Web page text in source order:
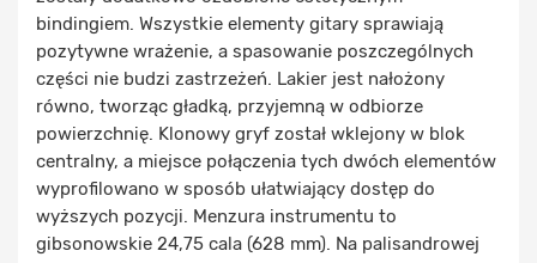
bindingiem. Wszystkie elementy gitary sprawiają
pozytywne wrażenie, a spasowanie poszczególnych
części nie budzi zastrzeżeń. Lakier jest nałożony
równo, tworząc gładką, przyjemną w odbiorze
powierzchnię. Klonowy gryf został wklejony w blok
centralny, a miejsce połączenia tych dwóch elementów
wyprofilowano w sposób ułatwiający dostęp do
wyższych pozycji. Menzura instrumentu to
gibsonowskie 24,75 cala (628 mm). Na palisandrowej